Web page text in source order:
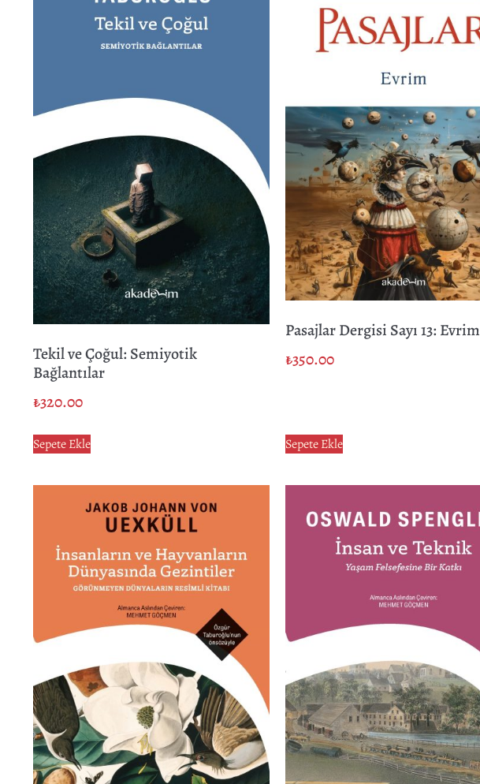
Tekil ve Çoğul: Semiyotik
Bağlantılar
₺320.00
Sepete Ekle
Pasajlar Dergisi Sayı 13: Evrim
₺350.00
Sepete Ekle